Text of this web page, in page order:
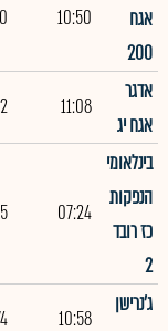
אגח
200
10:50
אדגר
אגח יג
11:08
בינלאומי
הנפקות
כז רובד
2
07:24
ג'נרישן
10:58